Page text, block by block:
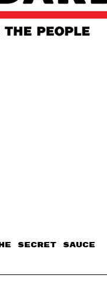
SECRET SAUCE​